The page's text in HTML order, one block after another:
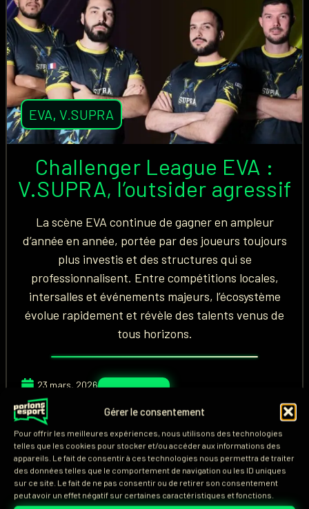
Gérer le consentement
Pour offrir les meilleures expériences, nous utilisons des technologies
telles que les cookies pour stocker et/ou accéder aux informations des
appareils. Le fait de consentir à ces technologies nous permettra de traiter
des données telles que le comportement de navigation ou les ID uniques
sur ce site. Le fait de ne pas consentir ou de retirer son consentement
peut avoir un effet négatif sur certaines caractéristiques et fonctions.
EVA,V.SUPRA
Challenger League EVA :
V.SUPRA, l’outsider agressif
La scène EVA continue de gagner en ampleur
d’année en année, portée par des joueurs toujours
plus investis et des structures qui se
professionnalisent. Entre compétitions locales,
intersalles et événements majeurs, l’écosystème
évolue rapidement et révèle des talents venus de
tous horizons.
23 mars, 2026
Starsounay
Lire l'article